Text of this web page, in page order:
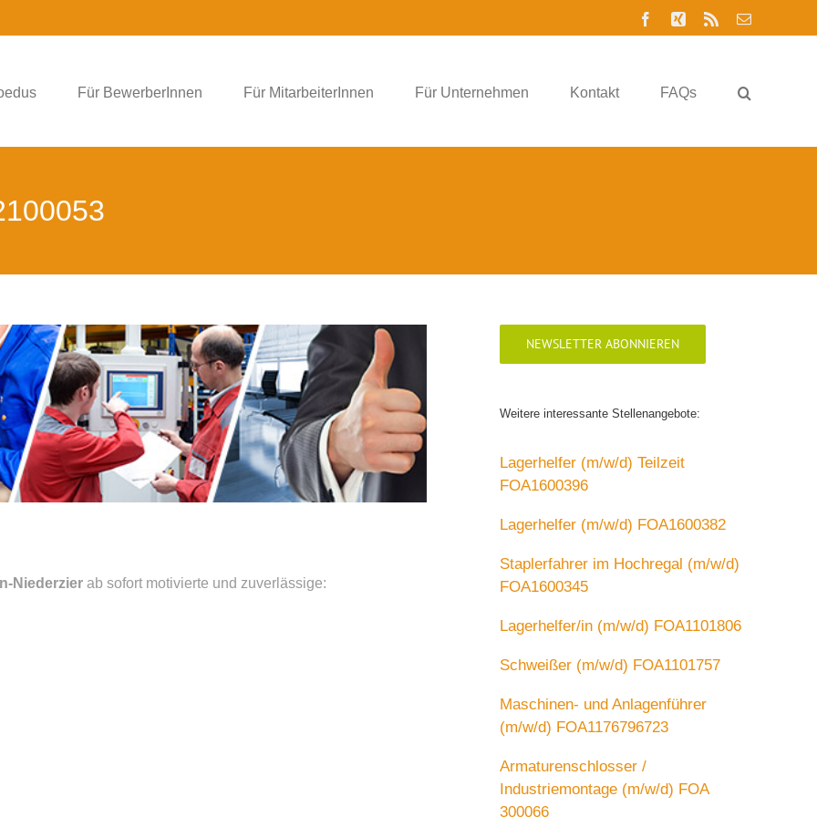
Facebook
Xing Rss
E-
Mail
Für BewerberInnen Für MitarbeiterInnen Für Unternehmen Kontakt FAQs
Niederzier ab sofort motivierte und zuverlässige:
NEWSLETTER ABONNIEREN
Weitere interessante Stellenangebote:
Lagerhelfer (m/w/d) Teilzeit
FOA1600396
Lagerhelfer (m/w/d) FOA1600382
Staplerfahrer im Hochregal (m/w/d)
FOA1600345
Lagerhelfer/in (m/w/d) FOA1101806
Schweißer (m/w/d) FOA1101757
Maschinen- und Anlagenführer
(m/w/d) FOA1176796723
Armaturenschlosser /
Industriemontage (m/w/d) FOA
300066